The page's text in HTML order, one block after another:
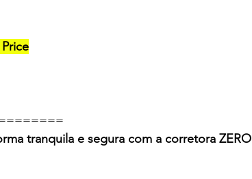
tranquila e segura com a corretora ZERO